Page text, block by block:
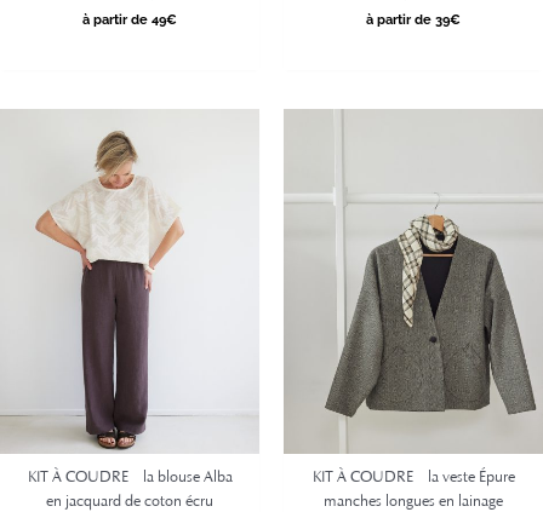
à partir de 49€ à partir de 39€
KIT À COUDRE – la blouse Alba
en jacquard de coton écru
KIT À COUDRE – la veste Épure
manches longues en lainage